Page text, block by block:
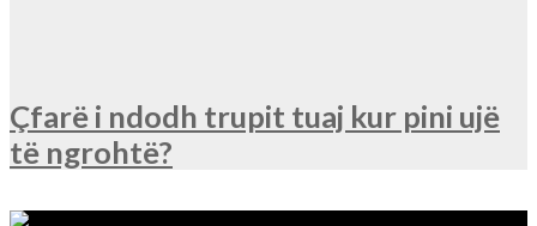
Çfarë i ndodh trupit tuaj kur pini ujë
të ngrohtë?